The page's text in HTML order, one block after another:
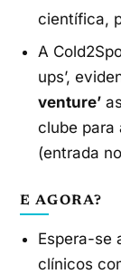
científica,
A
ups’,
venture’
clube para
(entrada
E AGORA?
Espera-se
clínicos